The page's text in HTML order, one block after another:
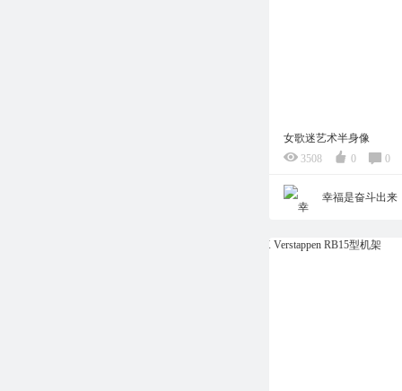
女歌迷艺术半身像
3508
0 0
幸福是奋斗出来